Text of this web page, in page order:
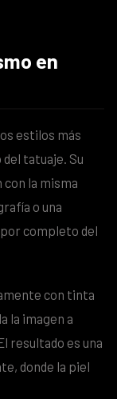
en
estilos más
tatuaje. Su
la misma
o una
completo del
con tinta
la imagen a
El resultado es una
donde la piel